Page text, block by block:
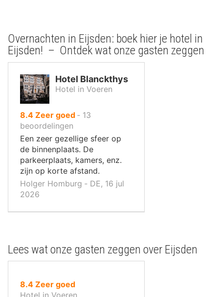
Overnachten in Eijsden: boek hier je hotel in
Eijsden! – Ontdek wat onze gasten zeggen
Hotel Blanckthys
Hotel in Voeren
8.4uit
10
,
Zeer goed ‐ 13
beoordelingen
Een zeer gezellige sfeer op
de binnenplaats. De
parkeerplaats, kamers, enz.
zijn op korte afstand.
Holger Homburg ‐ DE, 16 jul
2026
Lees wat onze gasten zeggen over Eijsden
8.4uit
10
Zeer goed
Hotel in Voeren